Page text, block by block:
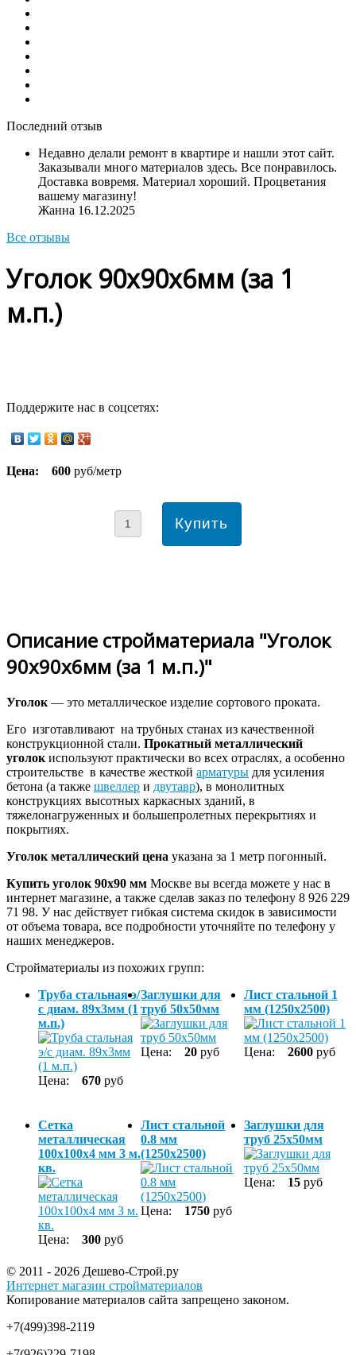
Последний отзыв
Недавно делали ремонт в квартире и нашли этот сайт.
Заказывали много материалов здесь. Все понравилось.
Доставка вовремя. Материал хороший. Процветания
вашему магазину!
Жанна 16.12.2025
Все отзывы
Уголок 90х90х6мм (за 1
м.п.)
Поддержите нас в соцсетях:
Цена: 600 руб/метр
Описание стройматериала "Уголок
90х90х6мм (за 1 м.п.)"
Уголок — это металлическое изделие сортового проката.
Его изготавливают на трубных станах из качественной
конструкционной стали. Прокатный металлический
уголок используют практически во всех отраслях, а особенно
строительстве в качестве жесткой арматуры для усиления
бетона (а также швеллер и двутавр), в монолитных
конструкциях высотных каркасных зданий, в
тяжелонагруженных и большепролетных перекрытиях и
покрытиях.
Уголок металлический цена указана за 1 метр погонный.
Купить уголок 90х90 мм Москве вы всегда можете у нас в
интернет магазине, а также сделав заказ по телефону 8 926 229
71 98. У нас действует гибкая система скидок в зависимости
от объема товара, все подробности уточняйте по телефону у
наших менеджеров.
Стройматериалы из похожих групп:
Труба стальная э/
с диам. 89х3мм (1
м.п.)
Цена: 670 руб
Заглушки для
труб 50х50мм
Цена: 20 руб
Лист стальной 1
мм (1250х2500)
Цена: 2600руб
Сетка
металлическая
100х100х4 мм 3 м.
кв.
Цена: 300 руб
Лист стальной
0.8 мм
(1250х2500)
Цена: 1750 руб
Заглушки для
труб 25х50мм
Цена: 15руб
© 2011 - 2026 Дешево-Строй.ру
Интернет магазин стройматериалов
Копирование материалов сайта запрещено законом.
+7(499)398-2119